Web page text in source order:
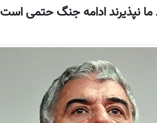
ما نپذیرند ادامه جنگ حتمی است